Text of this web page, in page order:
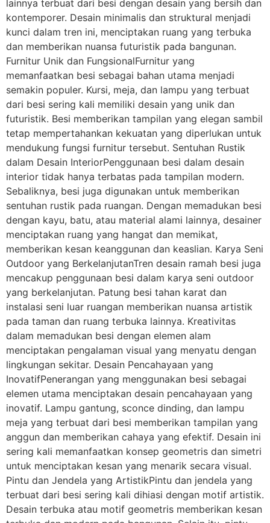
lainnya terbuat dari besi dengan desain yang bersih dan
kontemporer. Desain minimalis dan struktural menjadi
kunci dalam tren ini, menciptakan ruang yang terbuka
dan memberikan nuansa futuristik pada bangunan.
Furnitur Unik dan FungsionalFurnitur yang
memanfaatkan besi sebagai bahan utama menjadi
semakin populer. Kursi, meja, dan lampu yang terbuat
dari besi sering kali memiliki desain yang unik dan
futuristik. Besi memberikan tampilan yang elegan sambil
tetap mempertahankan kekuatan yang diperlukan untuk
mendukung fungsi furnitur tersebut. Sentuhan Rustik
dalam Desain InteriorPenggunaan besi dalam desain
interior tidak hanya terbatas pada tampilan modern.
Sebaliknya, besi juga digunakan untuk memberikan
sentuhan rustik pada ruangan. Dengan memadukan besi
dengan kayu, batu, atau material alami lainnya, desainer
menciptakan ruang yang hangat dan memikat,
memberikan kesan keanggunan dan keaslian. Karya Seni
Outdoor yang BerkelanjutanTren desain ramah besi juga
mencakup penggunaan besi dalam karya seni outdoor
yang berkelanjutan. Patung besi tahan karat dan
instalasi seni luar ruangan memberikan nuansa artistik
pada taman dan ruang terbuka lainnya. Kreativitas
dalam memadukan besi dengan elemen alam
menciptakan pengalaman visual yang menyatu dengan
lingkungan sekitar. Desain Pencahayaan yang
InovatifPenerangan yang menggunakan besi sebagai
elemen utama menciptakan desain pencahayaan yang
inovatif. Lampu gantung, sconce dinding, dan lampu
meja yang terbuat dari besi memberikan tampilan yang
anggun dan memberikan cahaya yang efektif. Desain ini
sering kali memanfaatkan konsep geometris dan simetri
untuk menciptakan kesan yang menarik secara visual.
Pintu dan Jendela yang ArtistikPintu dan jendela yang
terbuat dari besi sering kali dihiasi dengan motif artistik.
Desain terbuka atau motif geometris memberikan kesan